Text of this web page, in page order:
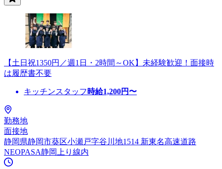
【土日祝1350円／週1日・2時間～OK】未経験歓迎！面接時
は履歴書不要
キッチンスタッフ 時給1,200円〜
勤務地
面接地
静岡県静岡市葵区小瀬戸字谷川地1514 新東名高速道路
NEOPASA静岡上り線内